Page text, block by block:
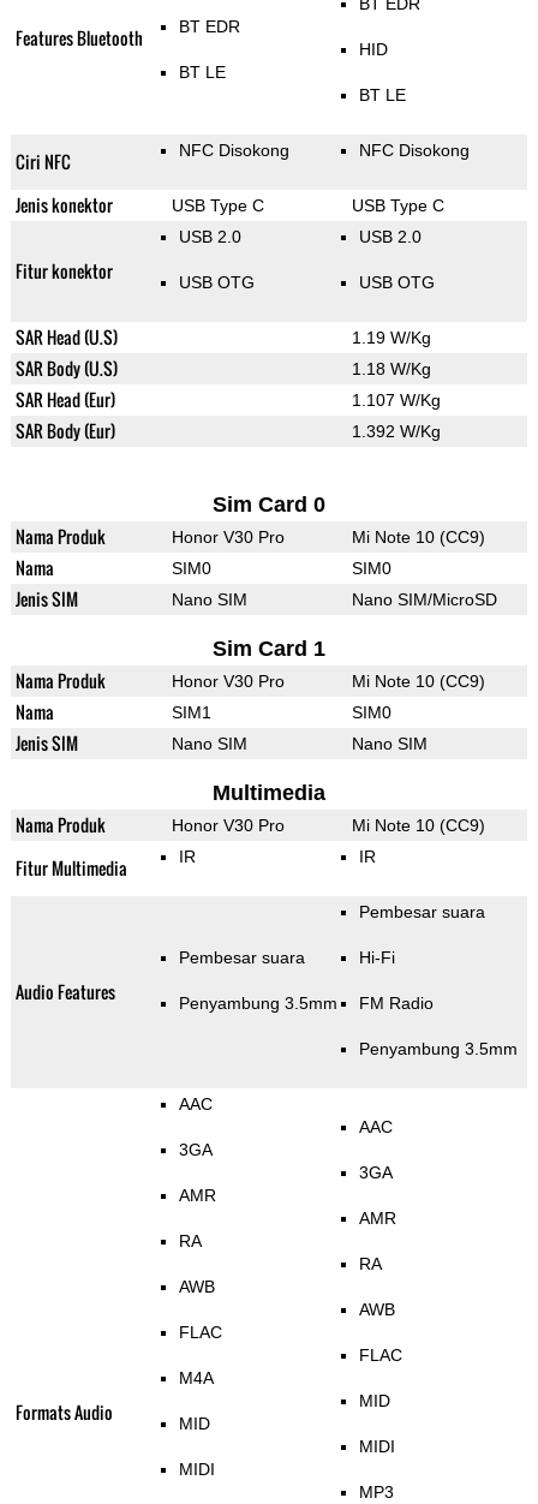
Features Bluetooth BT EDR
BT LE
HID
BT LE
Ciri NFC NFC Disokong NFC Disokong
Jenis konektor USB Type C USB Type C
Fitur konektor
USB 2.0
USB OTG
USB 2.0
USB OTG
SAR Head (U.S) 1.19 W/Kg
SAR Body (U.S) 1.18 W/Kg
SAR Head (Eur) 1.107 W/Kg
SAR Body (Eur) 1.392 W/Kg
Sim Card 0
Nama Produk Honor V30 Pro Mi Note 10 (CC9)
Nama SIM0 SIM0
Jenis SIM Nano SIM Nano SIM/MicroSD
Sim Card 1
Nama Produk Honor V30 Pro Mi Note 10 (CC9)
Nama SIM1 SIM0
Jenis SIM Nano SIM Nano SIM
Multimedia
Nama Produk Honor V30 Pro Mi Note 10 (CC9)
Fitur Multimedia IR IR
Audio Features
Pembesar suara
Penyambung 3.5mm
Pembesar suara
Hi-Fi
FM Radio
Penyambung 3.5mm
Formats Audio
AAC
3GA
AMR
RA
AWB
FLAC
M4A
MID
MIDI
AAC
3GA
AMR
RA
AWB
FLAC
MID
MIDI
MP3